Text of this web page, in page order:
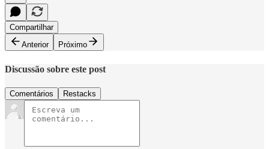
Compartilhar
Anterior
Próximo
Discussão sobre este post
Comentários Restacks